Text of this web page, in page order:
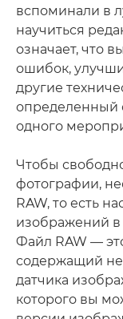
вспоминали в
научиться
означает, что
ошибок,
другие
определенный
одного
Чтобы
фотографии,
RAW, то есть
изображений в
Файл RAW —
содержащий
датчика
которого вы